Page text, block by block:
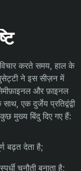
विचार करते समय, हाल के
ने इस सीज़न में
सेमीफ़ाइनल और फ़ाइनल
एक दुर्जेय प्रतिद्वंद्वी
मुख्य बिंदु दिए गए हैं:
बढ़त देता है;
चुनौती बनाता है;